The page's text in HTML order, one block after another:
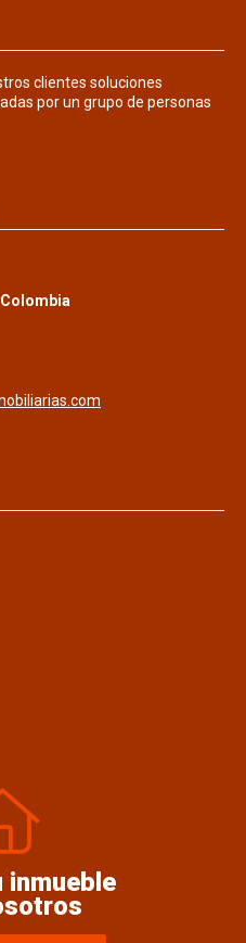
clientes soluciones
por un grupo de personas
inmueble